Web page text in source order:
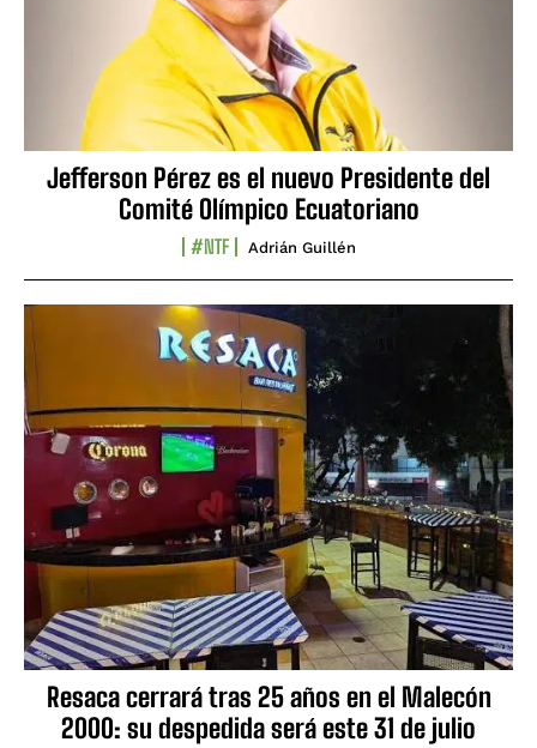
Jefferson Pérez es el nuevo Presidente del
Comité Olímpico Ecuatoriano
#NTF Adrián Guillén
Resaca cerrará tras 25 años en el Malecón
2000: su despedida será este 31 de julio